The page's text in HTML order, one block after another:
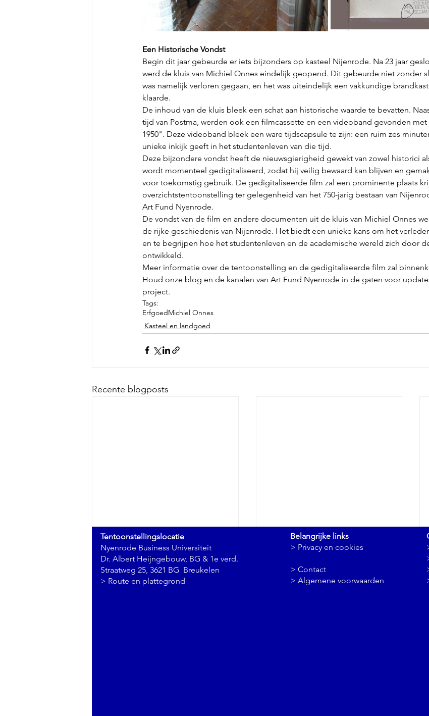
Een Historische Vondst
Begin dit jaar gebeurde er iets bijzonders op kasteel Nijenrode. Na 23 jaar
werd de kluis van Michiel Onnes eindelijk geopend. Dit gebeurde niet zonder
was namelijk verloren gegaan, en het was uiteindelijk een vakkundige
klaarde.
De inhoud van de kluis bleek een schat aan historische waarde te bevatten.
tijd van Postma, werden ook een filmcassette en een videoband gevonden
1950". Deze videoband bleek een ware tijdscapsule te zijn: een ruim zes
unieke inkijk geeft in het studentenleven van die tijd.
Deze bijzondere vondst heeft de nieuwsgierigheid gewekt van zowel historici
wordt momenteel gedigitaliseerd, zodat hij veilig bewaard kan blijven en
voor toekomstig gebruik. De gedigitaliseerde film zal een prominente plaats
overzichtstentoonstelling ter gelegenheid van het 750-jarig bestaan van
Art Fund Nyenrode.
De vondst van de film en andere documenten uit de kluis van Michiel Onnes
de rijke geschiedenis van Nijenrode. Het biedt een unieke kans om het
en te begrijpen hoe het studentenleven en de academische wereld zich door
ontwikkeld.
Meer informatie over de tentoonstelling en de gedigitaliseerde film zal
Houd onze blog en de kanalen van Art Fund Nyenrode in de gaten voor
project.
Tags:
ErfgoedMichiel Onnes
Kasteel en landgoed
Recente blogposts
Tentoonstellingslocatie
Nyenrode Business Universiteit
Dr. Albert Heijngebouw, BG & 1e verd.
Straatweg 25, 3621 BG Breukelen
> Route en plattegrond
Belangrijke links
> Privacy en cookies
> Contact
> Algemene voorwaarden